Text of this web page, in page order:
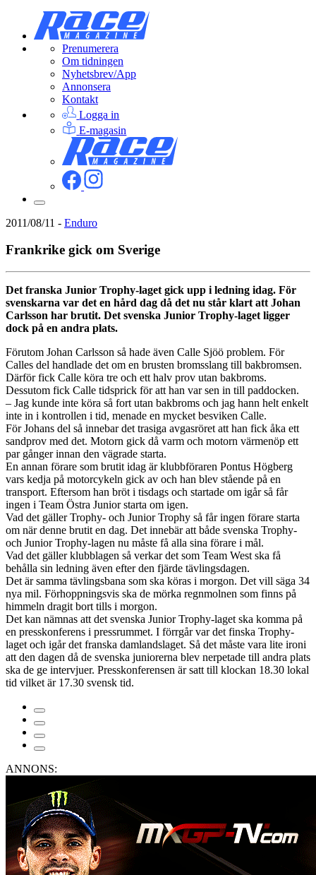
Prenumerera
Om tidningen
Nyhetsbrev/App
Annonsera
Kontakt
Logga in
E-magasin
2011/08/11 - Enduro
Frankrike gick om Sverige
Det franska Junior Trophy-laget gick upp i ledning idag. För
svenskarna var det en hård dag då det nu står klart att Johan
Carlsson har brutit. Det svenska Junior Trophy-laget ligger
dock på en andra plats.
Förutom Johan Carlsson så hade även Calle Sjöö problem. För
Calles del handlade det om en brusten bromsslang till bakbromsen.
Därför fick Calle köra tre och ett halv prov utan bakbroms.
Dessutom fick Calle tidsprick för att han var sen in till paddocken.
– Jag kunde inte köra så fort utan bakbroms och jag hann helt enkelt
inte in i kontrollen i tid, menade en mycket besviken Calle.
För Johans del så innebar det trasiga avgasröret att han fick åka ett
sandprov med det. Motorn gick då varm och motorn värmenöp ett
par gånger innan den vägrade starta.
En annan förare som brutit idag är klubbföraren Pontus Högberg
vars kedja på motorcykeln gick av och han blev stående på en
transport. Eftersom han bröt i tisdags och startade om igår så får
ingen i Team Östra Junior starta om igen.
Vad det gäller Trophy- och Junior Trophy så får ingen förare starta
om när denne brutit en dag. Det innebär att både svenska Trophy-
och Junior Trophy-lagen nu måste få alla sina förare i mål.
Vad det gäller klubblagen så verkar det som Team West ska få
behålla sin ledning även efter den fjärde tävlingsdagen.
Det är samma tävlingsbana som ska köras i morgon. Det vill säga 34
nya mil. Förhoppningsvis ska de mörka regnmolnen som finns på
himmeln dragit bort tills i morgon.
Det kan nämnas att det svenska Junior Trophy-laget ska komma på
en presskonferens i pressrummet. I förrgår var det finska Trophy-
laget och igår det franska damlandslaget. Så det måste vara lite ironi
att den dagen då de svenska juniorerna blev nerpetade till andra plats
ska de ge intervjuer. Presskonferensen är satt till klockan 18.30 lokal
tid vilket är 17.30 svensk tid.
ANNONS: